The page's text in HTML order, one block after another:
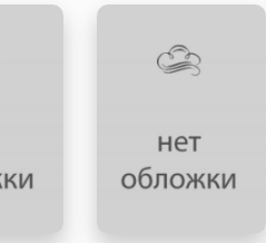
Эротика
Юриспруденция
Российский боевик